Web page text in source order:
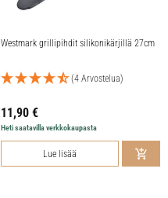
Westmark grillipihdit silikonikärjillä 27cm
(4 Arvostelua)
11,90 €
Heti saatavilla verkkokaupasta
Lue lisää